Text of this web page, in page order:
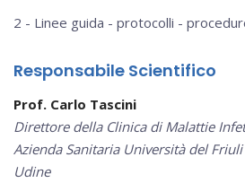
2 - Linee guida - protocolli -
Responsabile Scientifico
Prof. Carlo Tascini
Direttore della Clinica di Malattie
Azienda Sanitaria Università del
Udine